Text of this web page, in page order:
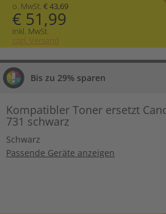
o. MwSt. € 43,69
€ 51,99
inkl. MwSt.
zzgl. Versand
Bis zu 29% sparen
Kompatibler Toner ersetzt
731 schwarz
Schwarz
Passende Geräte anzeigen